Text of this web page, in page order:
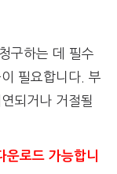
구하는 데 필수
필요합니다. 부
되거나 거절될
운로드 가능합니